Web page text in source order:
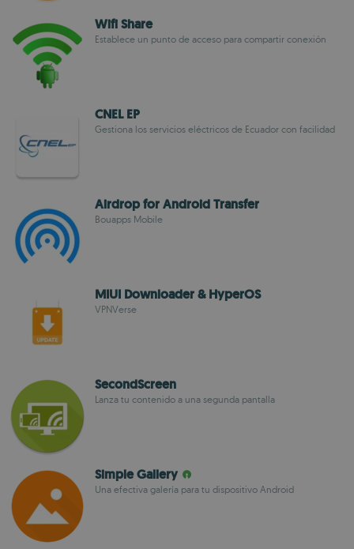
Wifi Share
Establece un punto de acceso para compartir conexión
CNEL EP
Gestiona los servicios eléctricos de Ecuador con facilidad
Airdrop for Android Transfer
Bouapps Mobile
MIUI Downloader & HyperOS
VPNVerse
SecondScreen
Lanza tu contenido a una segunda pantalla
Simple Gallery
Una efectiva galería para tu dispositivo Android